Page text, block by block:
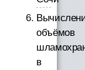
объёмов
в